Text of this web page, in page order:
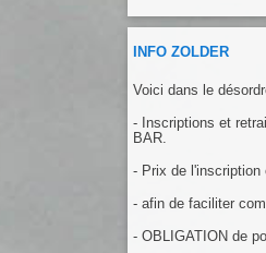
INFO ZOLDER
Voici dans le
- Inscriptions et
BAR.
- Prix de l'inscription
- afin de faciliter
- OBLIGATION de